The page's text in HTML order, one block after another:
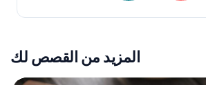
المزيد من القصص لك